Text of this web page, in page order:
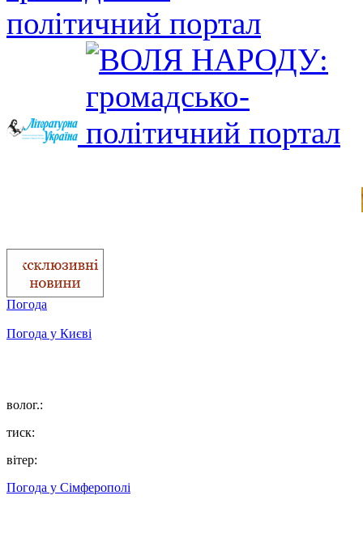
Погода
Погода у Києві
волог.:
тиск:
вітер:
Погода у Сімферополі